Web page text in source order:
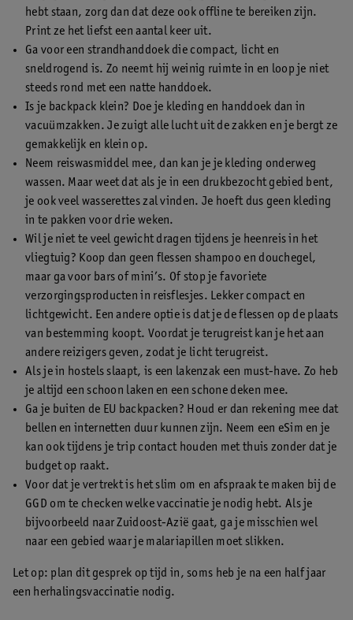
hebt staan, zorg dan dat deze ook offline te bereiken zijn.
Print ze het liefst een aantal keer uit.
Ga voor een strandhanddoek die compact, licht en
sneldrogend is. Zo neemt hij weinig ruimte in en loop je niet
steeds rond met een natte handdoek.
Is je backpack klein? Doe je kleding en handdoek dan in
vacuümzakken. Je zuigt alle lucht uit de zakken en je bergt ze
gemakkelijk en klein op.
Neem reiswasmiddel mee, dan kan je je kleding onderweg
wassen. Maar weet dat als je in een drukbezocht gebied bent,
je ook veel wasserettes zal vinden. Je hoeft dus geen kleding
in te pakken voor drie weken.
Wil je niet te veel gewicht dragen tijdens je heenreis in het
vliegtuig? Koop dan geen flessen shampoo en douchegel,
maar ga voor bars of mini’s. Of stop je favoriete
verzorgingsproducten in reisflesjes. Lekker compact en
lichtgewicht. Een andere optie is dat je de flessen op de plaats
van bestemming koopt. Voordat je terugreist kan je het aan
andere reizigers geven, zodat je licht terugreist.
Als je in hostels slaapt, is een lakenzak een must-have. Zo heb
je altijd een schoon laken en een schone deken mee.
Ga je buiten de EU backpacken? Houd er dan rekening mee dat
bellen en internetten duur kunnen zijn. Neem een eSim en je
kan ook tijdens je trip contact houden met thuis zonder dat je
budget op raakt.
Voor dat je vertrekt is het slim om en afspraak te maken bij de
GGD om te checken welke vaccinatie je nodig hebt. Als je
bijvoorbeeld naar Zuidoost-Azië gaat, ga je misschien wel
naar een gebied waar je malariapillen moet slikken.
Let op: plan dit gesprek op tijd in, soms heb je na een half jaar
een herhalingsvaccinatie nodig.